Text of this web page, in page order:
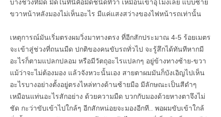
บางช่วงที่มืด มืดในที่นี้คือมืดชนิดที่ว่า เหมือนเข้าอุโมงเลย แบบซ้าย
ขวาหน้าหลังมองไม่เห็นอะไร มีแค่แสงสว่างของไฟหน้ารถเท่านั้น
เหตุการณ์มันเริ่มตรงผมวิ่งมาทางตรง ที่อีกสักประมาณ 4-5 ร้อยเมตร
จะเข้าสู่ช่วงที่ถนนมืด ปกติของคนขับรถทั่วไป จะรู้สึกได้ทันทีหากมี
อะไรก็ตามแปลกปลอม หรือมีวัตถุอะไรแปลกๆ อยู่ข้างทางซ้าย-ขวา
แม้ว่าจะไม่ต้องมอง แล้วจังหวะนั้นเอง สายตาผมมันก็บังเอิญไปเห็น
อะไรบางอย่างตั้งอยู่ตรงไหล่ทางด้านซ้ายมือ มีลักษณะเป็นสีดำๆ
เหมือนแท่นอะไรสักอย่าง ด้วยความมืด บวกกับมองด้วยหางตาจึงไม่
ชัด กะว่าขับเข้าไปใกล้ๆ อีกสักหน่อยจะมองอีกที.. พอผมขับเข้าใกล้